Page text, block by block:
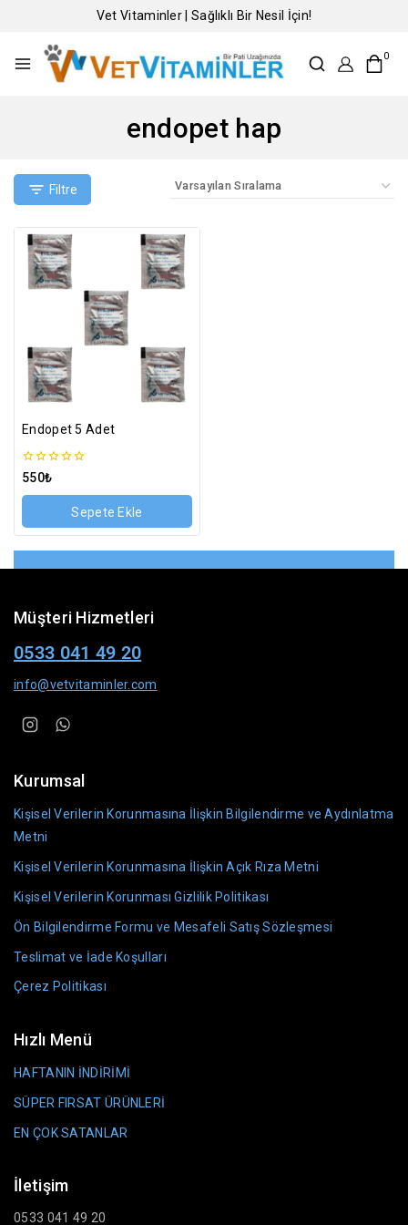
Vet Vitaminler | Sağlıklı Bir Nesil İçin!
0
endopet hap
Filtre
Endopet 5 Adet
0
üzerinden
550₺
Sepete Ekle
Müşteri Hizmetleri
0533 041 49 20
info@vetvitaminler.com
Kurumsal
Kişisel Verilerin Korunmasına İlişkin Bilgilendirme ve Aydınlatma
Metni
Kişisel Verilerin Korunmasına İlişkin Açık Rıza Metni
Kişisel Verilerin Korunması Gizlilik Politikası
Ön Bilgilendirme Formu ve Mesafeli Satış Sözleşmesi
Teslimat ve İade Koşulları
Çerez Politikası
Hızlı Menü
HAFTANIN İNDİRİMİ
SÜPER FIRSAT ÜRÜNLERİ
EN ÇOK SATANLAR
İletişim
0533 041 49 20